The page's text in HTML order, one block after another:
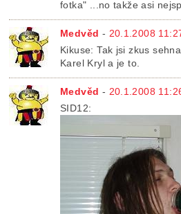
fotka" ...no takže asi
Medvěd - 20.1.2008
Kikuse: Tak jsi zkus
Karel Kryl a je to.
Medvěd - 20.1.2008
SID12: